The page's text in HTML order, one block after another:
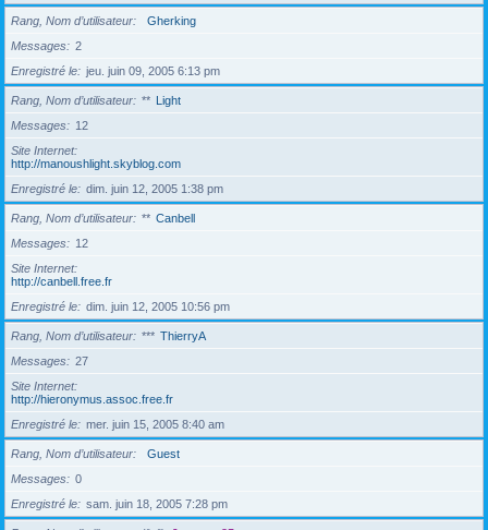
Rang, Nom d’utilisateur
Gherking
Messages
2
Enregistré le
jeu. juin 09, 2005 6:13 pm
Rang, Nom d’utilisateur ** Light
Messages
12
Site Internet
http://manoushlight.skyblog.com
Enregistré le
dim. juin 12, 2005 1:38 pm
Rang, Nom d’utilisateur ** Canbell
Messages
12
Site Internet
http://canbell.free.fr
Enregistré le
dim. juin 12, 2005 10:56 pm
Rang, Nom d’utilisateur *** ThierryA
Messages
27
Site Internet
http://hieronymus.assoc.free.fr
Enregistré le
mer. juin 15, 2005 8:40 am
Rang, Nom d’utilisateur
Guest
Messages
0
Enregistré le
sam. juin 18, 2005 7:28 pm